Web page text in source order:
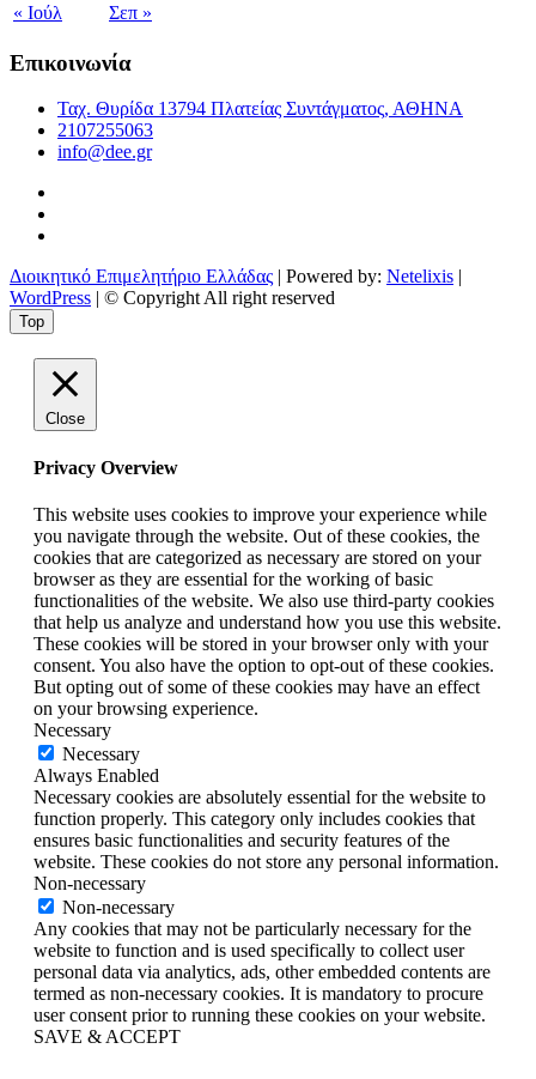
« Ιούλ
Σεπ »
Επικοινωνία
Ταχ. Θυρίδα 13794 Πλατείας Συντάγματος, ΑΘΗΝΑ
2107255063
info@dee.gr
Διοικητικό Επιμελητήριο Ελλάδας | Powered by: Netelixis |
WordPress | © Copyright All right reserved
Top
Close
Privacy Overview
This website uses cookies to improve your experience while
you navigate through the website. Out of these cookies, the
cookies that are categorized as necessary are stored on your
browser as they are essential for the working of basic
functionalities of the website. We also use third-party cookies
that help us analyze and understand how you use this website.
These cookies will be stored in your browser only with your
consent. You also have the option to opt-out of these cookies.
But opting out of some of these cookies may have an effect
on your browsing experience.
Necessary
Necessary
Always Enabled
Necessary cookies are absolutely essential for the website to
function properly. This category only includes cookies that
ensures basic functionalities and security features of the
website. These cookies do not store any personal information.
Non-necessary
Non-necessary
Any cookies that may not be particularly necessary for the
website to function and is used specifically to collect user
personal data via analytics, ads, other embedded contents are
termed as non-necessary cookies. It is mandatory to procure
user consent prior to running these cookies on your website.
SAVE & ACCEPT